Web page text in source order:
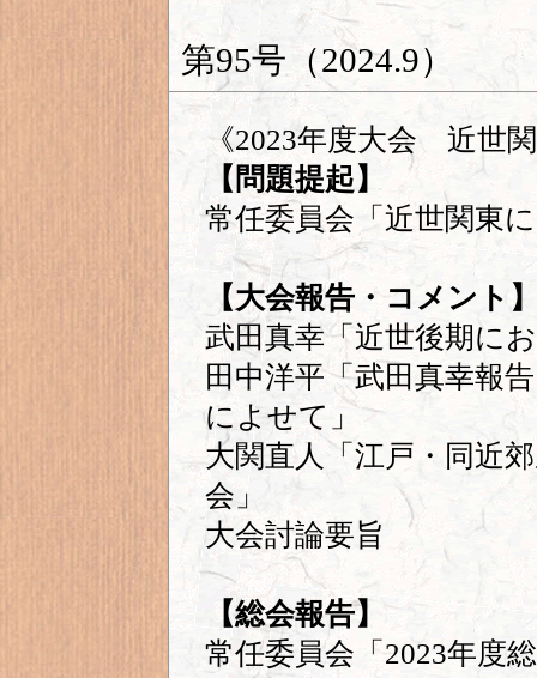
第95号（2024.9）
《2023年度大会 近世
【問題提起】
常任委員会「近世関東
【大会報告・コメント
武田真幸「近世後期に
田中洋平「武田真幸報
によせて」
大関直人「江戸・同近
会」
大会討論要旨
【総会報告】
常任委員会「2023年度